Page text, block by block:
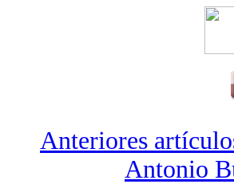
Anteriores
Antonio